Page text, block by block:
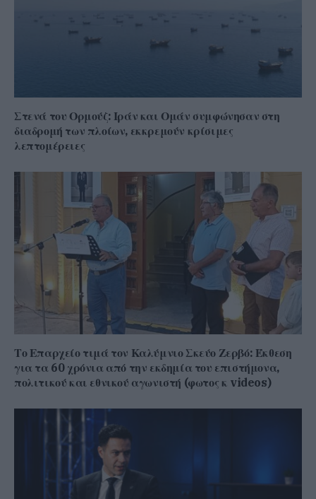
Στενά του Ορμούζ: Ιράν και Ομάν συμφώνησαν στη
διαδρομή των πλοίων, εκκρεμούν κρίσιμες
λεπτομέρειες
Το Επαρχείο τιμά τον Καλύμνιο Σκεύο Ζερβό: Έκθεση
για τα 60 χρόνια από την εκδημία του επιστήμονα,
πολιτικού και εθνικού αγωνιστή (φωτος κ videos)